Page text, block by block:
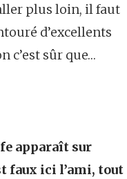
plus loin, il faut
d’excellents
c’est sûr que…
apparaît sur
faux ici l’ami, tout